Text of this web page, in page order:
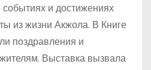
и достижениях
из жизни Акжола. В Книге
поздравления и
Выставка вызвала